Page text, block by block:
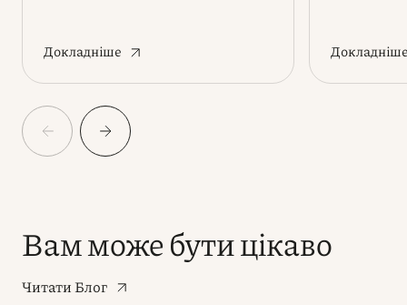
Докладніше Докладніше
Вам може бути цікаво
Читати Блог